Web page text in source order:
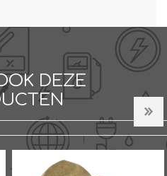
DEZE